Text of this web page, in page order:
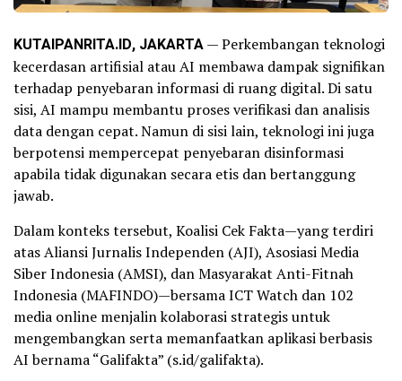
KUTAIPANRITA.ID, JAKARTA— Perkembangan teknologi
kecerdasan artifisial atau AI membawa dampak signifikan
terhadap penyebaran informasi di ruang digital. Di satu
sisi, AI mampu membantu proses verifikasi dan analisis
data dengan cepat. Namun di sisi lain, teknologi ini juga
berpotensi mempercepat penyebaran disinformasi
apabila tidak digunakan secara etis dan bertanggung
jawab.
Dalam konteks tersebut, Koalisi Cek Fakta—yang terdiri
atas Aliansi Jurnalis Independen (AJI), Asosiasi Media
Siber Indonesia (AMSI), dan Masyarakat Anti-Fitnah
Indonesia (MAFINDO)—bersama ICT Watch dan 102
media online menjalin kolaborasi strategis untuk
mengembangkan serta memanfaatkan aplikasi berbasis
AI bernama “Galifakta” (s.id/galifakta).